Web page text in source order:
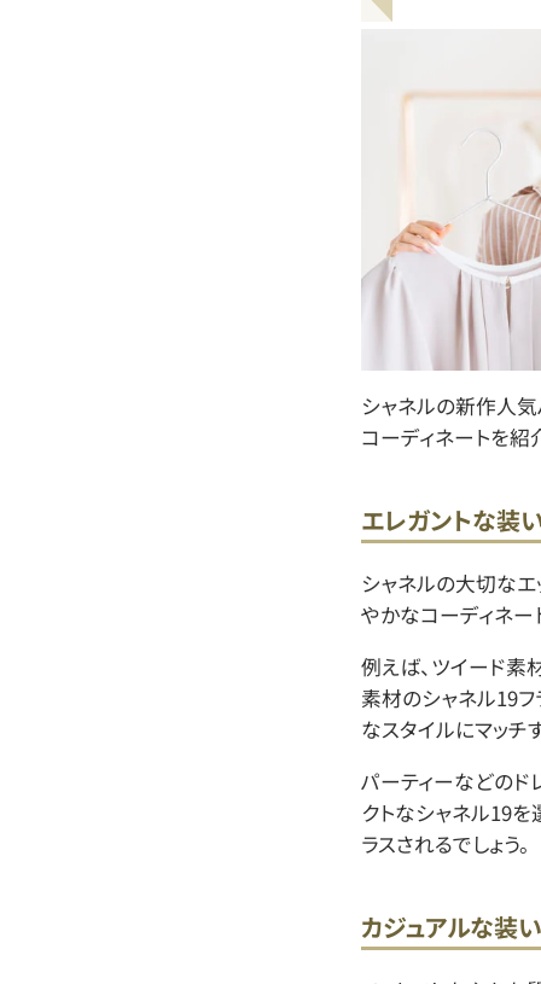
シャネルの新作人気
コーディネートを紹
エレガントな装
シャネルの大切な
やかなコーディネー
例えば、ツイード素
素材のシャネル19フ
なスタイルにマッチ
パーティーなどのド
クトなシャネル19を
ラスされるでしょう。
カジュアルな装